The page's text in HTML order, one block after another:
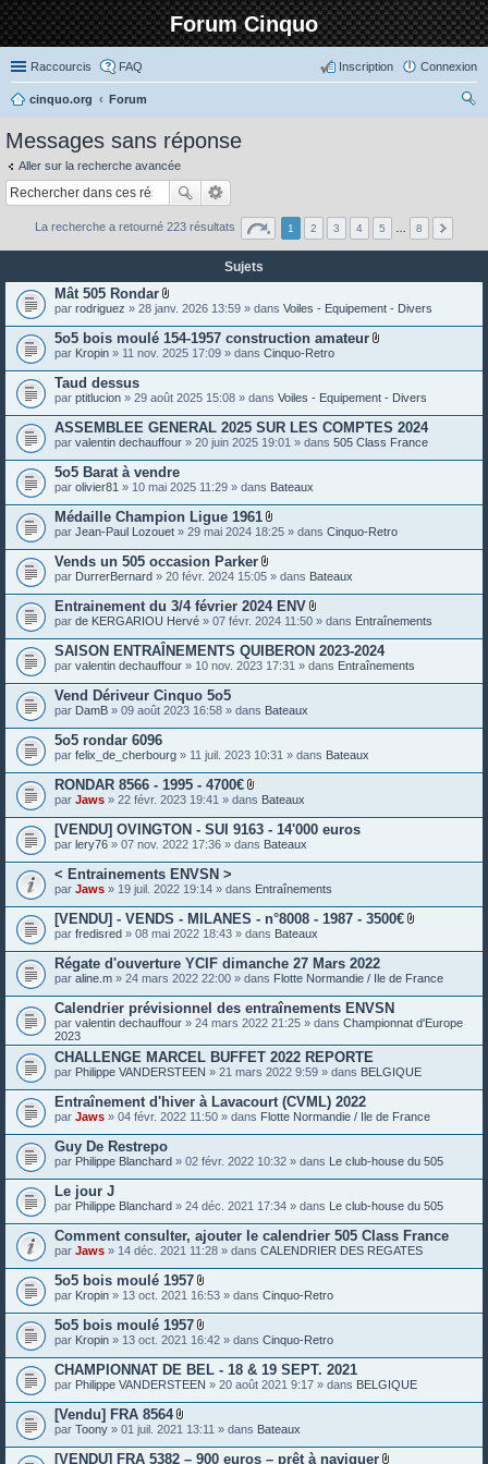
Forum Cinquo
Raccourcis FAQ Connexion
Inscription
cinquo.org
Forum
Messages sans réponse
Aller sur la recherche avancée
La recherche a retourné 223 résultats 1 2 3 4 5 8
Sujets
Mât 505 Rondar
P
è
c
e
s
o
n
t
e
s
par rodriguez » 28 janv. 2026 13:59 » dans Voiles - Equipement - Divers
5o5 bois moulé 154-1957 construction amateur
è
e
s
j
o
s
par Kropin » 11 nov. 2025 17:09 » dans Cinquo-Retro
Taud dessus
par ptitlucion » 29 août 2025 15:08 » dans Voiles - Equipement - Divers
ASSEMBLEE GENERAL 2025 SUR LES COMPTES 2024
par valentin dechauffour » 20 juin 2025 19:01 » dans 505 Class France
5o5 Barat à vendre
par olivier81 » 10 mai 2025 11:29 » dans Bateaux
Médaille Champion Ligue 1961
P
è
e
s
o
n
t
e
s
par Jean-Paul Lozouet » 29 mai 2024 18:25 » dans Cinquo-Retro
Vends un 505 occasion Parker
P
è
c
e
s
j
o
t
e
s
par DurrerBernard » 20 févr. 2024 15:05 » dans Bateaux
Entrainement du 3/4 février 2024 ENV
P
è
c
e
s
e
s
par de KERGARIOU Hervé » 07 févr. 2024 11:50 » dans Entraînements
SAISON ENTRAÎNEMENTS QUIBERON 2023-2024
par valentin dechauffour » 10 nov. 2023 17:31 » dans Entraînements
Vend Dériveur Cinquo 5o5
par DamB » 09 août 2023 16:58 » dans Bateaux
5o5 rondar 6096
par felix_de_cherbourg » 11 juil. 2023 10:31 » dans Bateaux
RONDAR 8566 - 1995 - 4700€
P
è
c
e
s
o
e
s
par Jaws » 22 févr. 2023 19:41 » dans Bateaux
[VENDU] OVINGTON - SUI 9163 - 14'000 euros
par lery76 » 07 nov. 2022 17:36 » dans Bateaux
< Entrainements ENVSN >
par Jaws » 19 juil. 2022 19:14 » dans Entraînements
[VENDU] - VENDS - MILANES - n°8008 - 1987 - 3500€
è
e
s
o
n
e
s
par fredisred » 08 mai 2022 18:43 » dans Bateaux
Régate d'ouverture YCIF dimanche 27 Mars 2022
par aline.m » 24 mars 2022 22:00 » dans Flotte Normandie / Ile de France
Calendrier prévisionnel des entraînements ENVSN
par valentin dechauffour » 24 mars 2022 21:25 » dans Championnat d'Europe
2023
CHALLENGE MARCEL BUFFET 2022 REPORTE
par Philippe VANDERSTEEN » 21 mars 2022 9:59 » dans BELGIQUE
Entraînement d'hiver à Lavacourt (CVML) 2022
par Jaws » 04 févr. 2022 11:50 » dans Flotte Normandie / Ile de France
Guy De Restrepo
par Philippe Blanchard » 02 févr. 2022 10:32 » dans Le club-house du 505
Le jour J
par Philippe Blanchard » 24 déc. 2021 17:34 » dans Le club-house du 505
Comment consulter, ajouter le calendrier 505 Class France
par Jaws » 14 déc. 2021 11:28 » dans CALENDRIER DES REGATES
5o5 bois moulé 1957
P
è
e
s
o
t
e
s
par Kropin » 13 oct. 2021 16:53 » dans Cinquo-Retro
5o5 bois moulé 1957
P
è
c
e
s
o
n
par Kropin » 13 oct. 2021 16:42 » dans Cinquo-Retro
CHAMPIONNAT DE BEL - 18 & 19 SEPT. 2021
par Philippe VANDERSTEEN » 20 août 2021 9:17 » dans BELGIQUE
[Vendu] FRA 8564
P
è
par Toony » 01 juil. 2021 13:11 » dans Bateaux
[VENDU] FRA 5382 – 900 euros – prêt à naviguer